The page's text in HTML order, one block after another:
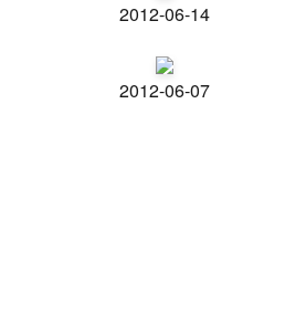
2012-06-14
2012-06-07